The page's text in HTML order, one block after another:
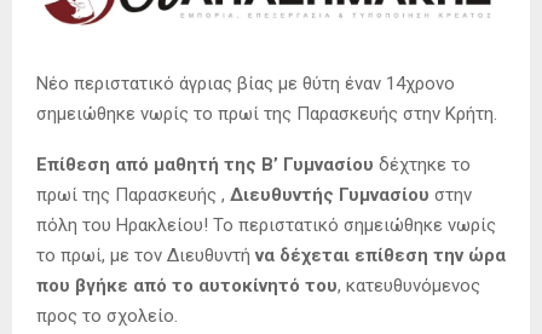
Νέο περιστατικό άγριας βίας με θύτη έναν 14χρονο
σημειώθηκε νωρίς το πρωί της Παρασκευής στην Κρήτη.
Επίθεση από μαθητή της Β’ Γυμνασίου δέχτηκε το
πρωί της Παρασκευής , Διευθυντής Γυμνασίου στην
πόλη του Ηρακλείου! Το περιστατικό σημειώθηκε νωρίς
το πρωί, με τον Διευθυντήνα δέχεται επίθεση την ώρα
που βγήκε από το αυτοκίνητό του, κατευθυνόμενος
προς το σχολείο.